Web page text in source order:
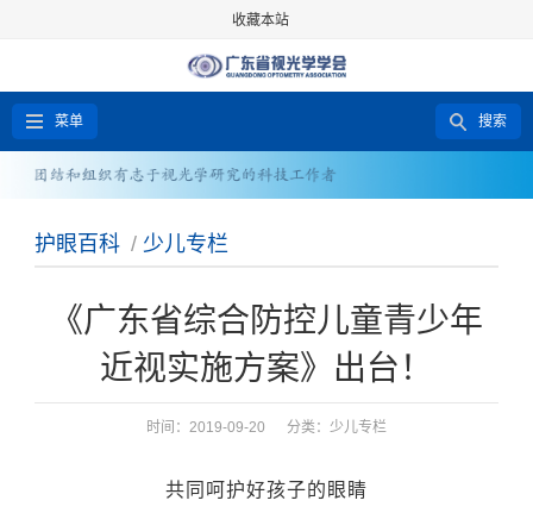
收藏本站
菜单 搜索
护眼百科 / 少儿专栏
《广东省综合防控儿童青少年
近视实施方案》出台！
时间：2019-09-20 分类： 少儿专栏
共同呵护好孩子的眼睛